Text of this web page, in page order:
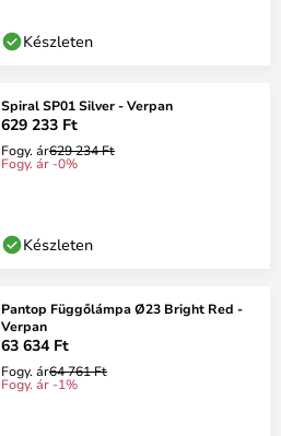
Készleten
Spiral SP01 Silver - Verpan
629 233 Ft
Fogy. ár629 234 Ft
Fogy. ár -0%
Készleten
Pantop Függőlámpa Ø23 Bright Red -
Verpan
63 634 Ft
Fogy. ár64 761 Ft
Fogy. ár -1%